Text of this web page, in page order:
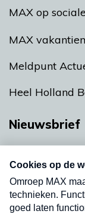
MAX op
MAX
Meldpunt
Heel Holland
Nieuwsbrief
Neem hier
nieuwsbrief.
uw mailbox.